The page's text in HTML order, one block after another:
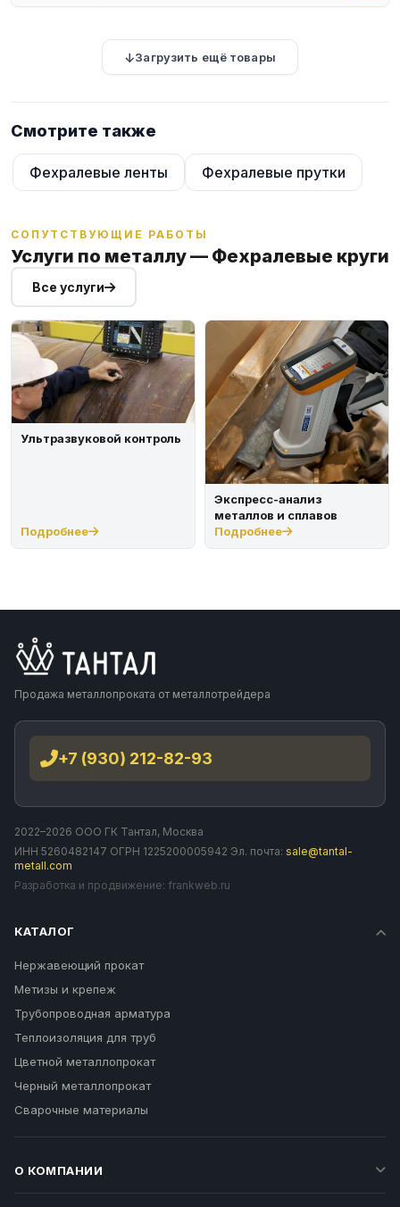
электротермического оборудования, спиралей электрических
производственных печах, резистивных элементах,
приборостроительстве.Загрузить ещё товары
Смотрите также
Фехралевые ленты Фехралевые прутки
СОПУТСТВУЮЩИЕ РАБОТЫ
Услуги по металлу — Фехралевые круги
Все услуги
Ультразвуковой контроль
Подробнее
Экспресс-анализ
металлов и сплавов
Подробнее
Продажа металлопроката от металлотрейдера
+7 (930) 212-82-93
2022–2026 ООО ГК Тантал, Москва
ИНН 5260482147 ОГРН 1225200005942 Эл. почта: sale@tantal-
metall.com
Разработка и продвижение: frankweb.ru
КАТАЛОГ
Нержавеющий прокат
Метизы и крепеж
Трубопроводная арматура
Теплоизоляция для труб
Цветной металлопрокат
Черный металлопрокат
Сварочные материалы
О КОМПАНИИ